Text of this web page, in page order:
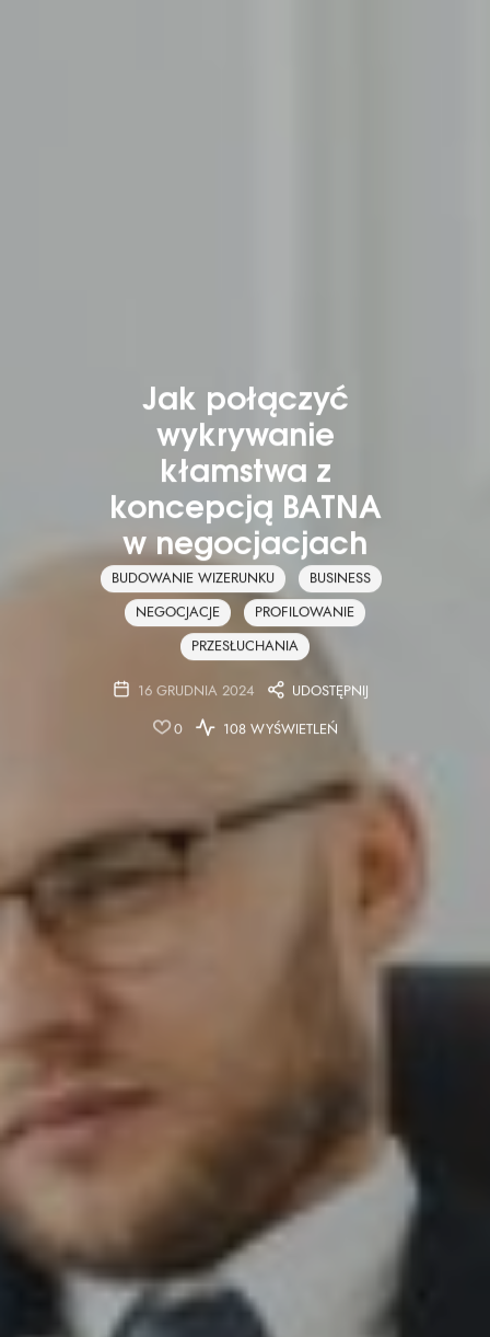
Jak połączyć
wykrywanie
kłamstwa z
koncepcją BATNA
w negocjacjach
BUDOWANIE WIZERUNKU
BUSINESS
NEGOCJACJE
PROFILOWANIE
PRZESŁUCHANIA
16 GRUDNIA 2024
UDOSTĘPNIJ
0
108 WYŚWIETLEŃ